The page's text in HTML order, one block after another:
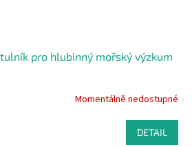
pro hlubinný mořský výzkum
Momentálně nedostupné
DETAIL